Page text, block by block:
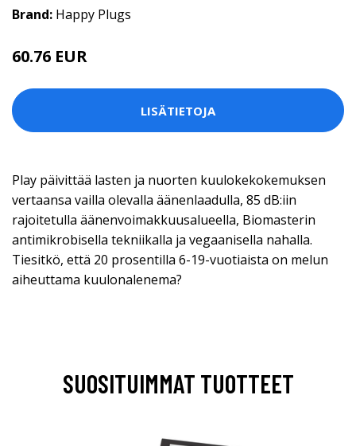
Brand: Happy Plugs
60.76 EUR
LISÄTIETOJA
Play päivittää lasten ja nuorten kuulokekokemuksen
vertaansa vailla olevalla äänenlaadulla, 85 dB:iin
rajoitetulla äänenvoimakkuusalueella, Biomasterin
antimikrobisella tekniikalla ja vegaanisella nahalla.
Tiesitkö, että 20 prosentilla 6-19-vuotiaista on melun
aiheuttama kuulonalenema?
SUOSITUIMMAT TUOTTEET